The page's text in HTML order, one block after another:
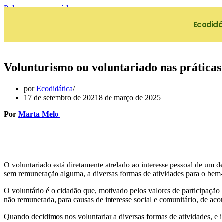
Pular para o conteúdo
Volunturismo ou voluntariado nas
porEcodidática
17 de setembro de 20218 de março de 2025
Por Marta Melo
O voluntariado está diretamente atrelado ao interesse pessoal de
sem remuneração alguma, a diversas formas de atividades para o
O voluntário é o cidadão que, motivado pelos valores de
não remunerada, para causas de interesse social e comunitário, de
Quando decidimos nos voluntariar a diversas formas de atividades,